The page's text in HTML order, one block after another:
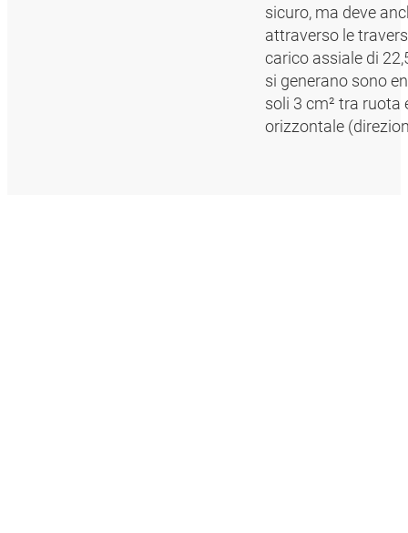
sicuro, ma deve
attraverso le
carico assiale di
si generano sono
soli 3 cm² tra ruota
orizzontale